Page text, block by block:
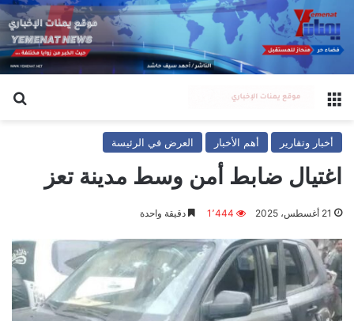
القائمة
أخبار وتقارير أهم الأخبار العرض في الرئيسة
اغتيال ضابط أمن وسط مدينة تعز
21 أغسطس، 2025 1٬444 دقيقة واحدة